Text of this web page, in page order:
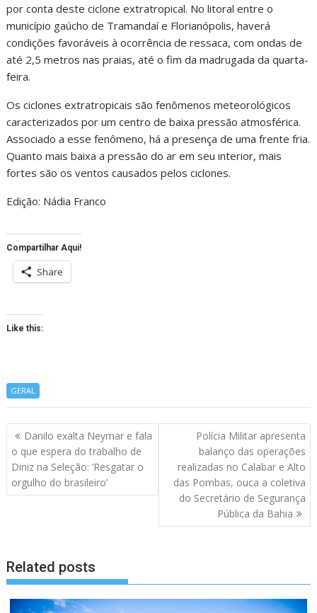
por conta deste ciclone extratropical. No litoral entre o
município gaúcho de Tramandaí e Florianópolis, haverá
condições favoráveis à ocorrência de ressaca, com ondas de
até 2,5 metros nas praias, até o fim da madrugada da quarta-
feira.
Os ciclones extratropicais são fenômenos meteorológicos
caracterizados por um centro de baixa pressão atmosférica.
Associado a esse fenômeno, há a presença de uma frente fria.
Quanto mais baixa a pressão do ar em seu interior, mais
fortes são os ventos causados pelos ciclones.
Edição: Nádia Franco
Compartilhar Aqui!
Share
Like this:
GERAL
Navegação
de
artigos
Danilo exalta Neymar e fala
o que espera do trabalho de
Diniz na Seleção: ‘Resgatar o
orgulho do brasileiro’
Polícia Militar apresenta
balanço das operações
realizadas no Calabar e Alto
das Pombas, ouca a coletiva
do Secretário de Segurança
Pública da Bahia
Related posts